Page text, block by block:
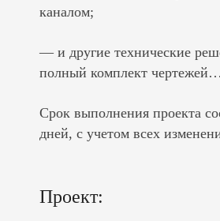
каналом;
— и другие технические
полный комплект чертежей…
Срок выполнения проекта
дней, с учетом всех
Проект: